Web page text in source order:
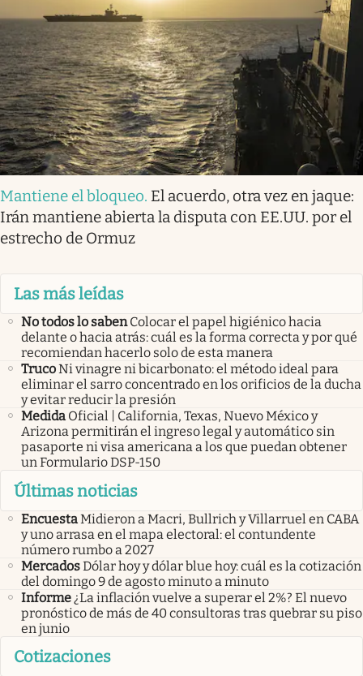
Mantiene el bloqueo. El acuerdo, otra vez en jaque:
Irán mantiene abierta la disputa con EE.UU. por el
estrecho de Ormuz
Las más leídas
No todos lo saben Colocar el papel higiénico hacia
delante o hacia atrás: cuál es la forma correcta y por qué
recomiendan hacerlo solo de esta manera
TrucoNi vinagre ni bicarbonato: el método ideal para
eliminar el sarro concentrado en los orificios de la ducha
y evitar reducir la presión
Medida Oficial | California, Texas, Nuevo México y
Arizona permitirán el ingreso legal y automático sin
pasaporte ni visa americana a los que puedan obtener
un Formulario DSP-150
Últimas noticias
EncuestaMidieron a Macri, Bullrich y Villarruel en CABA
y uno arrasa en el mapa electoral: el contundente
número rumbo a 2027
MercadosDólar hoy y dólar blue hoy: cuál es la cotización
del domingo 9 de agosto minuto a minuto
Informe¿La inflación vuelve a superar el 2%? El nuevo
pronóstico de más de 40 consultoras tras quebrar su piso
en junio
Cotizaciones